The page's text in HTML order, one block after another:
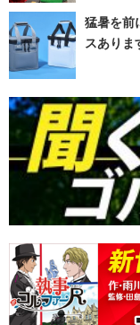
猛暑を前
スありま